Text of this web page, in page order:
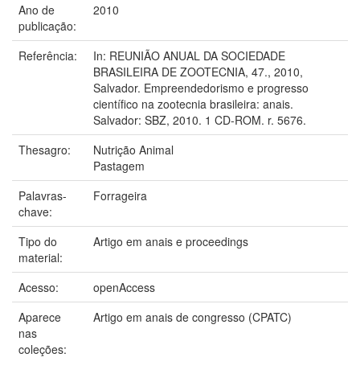
Ano de
publicação:
2010
Referência:
In: REUNIÃO ANUAL DA SOCIEDADE
BRASILEIRA DE ZOOTECNIA, 47., 2010,
Salvador. Empreendedorismo e progresso
científico na zootecnia brasileira: anais.
Salvador: SBZ, 2010. 1 CD-ROM. r. 5676.
Thesagro:
Nutrição Animal
Pastagem
Palavras-
chave:
Forrageira
Tipo do
material:
Artigo em anais e proceedings
Acesso:
openAccess
Aparece
nas
coleções:
Artigo em anais de congresso (CPATC)